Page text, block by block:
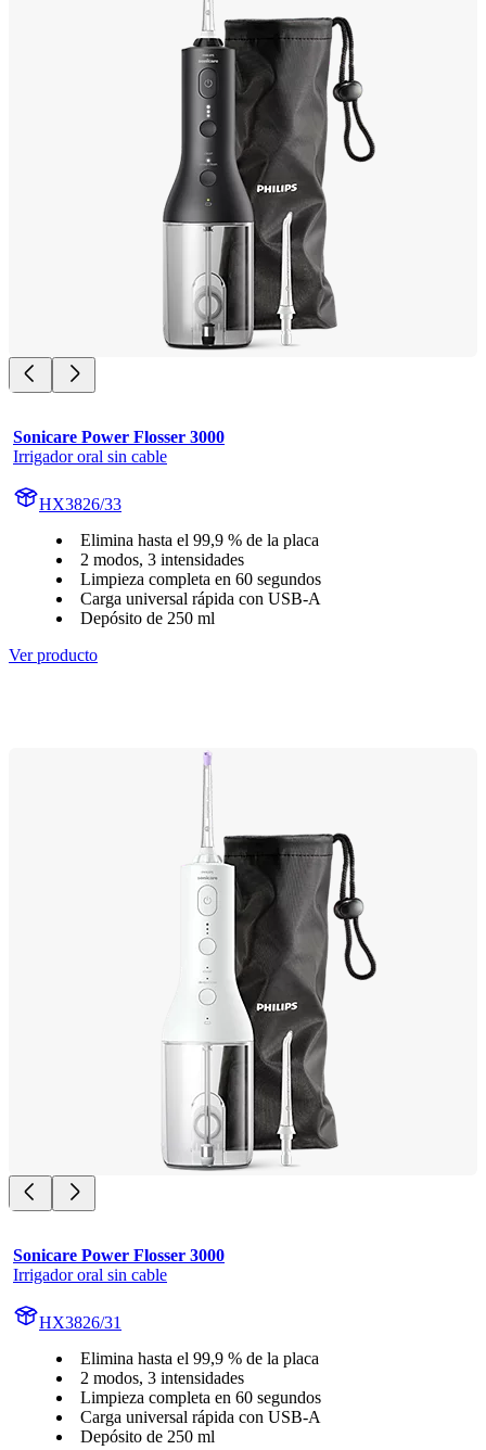
Sonicare Power Flosser 3000
Irrigador oral sin cable
HX3826/33
Elimina hasta el 99,9 % de la placa
2 modos, 3 intensidades
Limpieza completa en 60 segundos
Carga universal rápida con USB-A
Depósito de 250 ml
Ver producto
Sonicare Power Flosser 3000
Irrigador oral sin cable
HX3826/31
Elimina hasta el 99,9 % de la placa
2 modos, 3 intensidades
Limpieza completa en 60 segundos
Carga universal rápida con USB-A
Depósito de 250 ml